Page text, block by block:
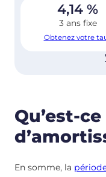
4,14 %
3 ans fixe
Obtenez votre
Qu’est-
En somme, la